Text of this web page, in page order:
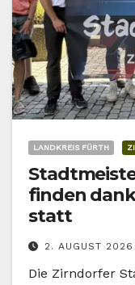
LANDKREIS FÜRTH
finden
statt
2. AUGUST 2026
Die Zirndorfer